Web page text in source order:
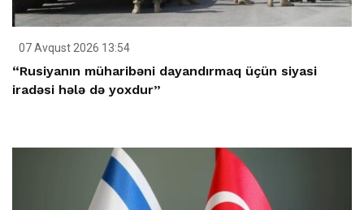
07 Avqust 2026 13:54
“Rusiyanın müharibəni dayandırmaq üçün siyasi
iradəsi hələ də yoxdur”